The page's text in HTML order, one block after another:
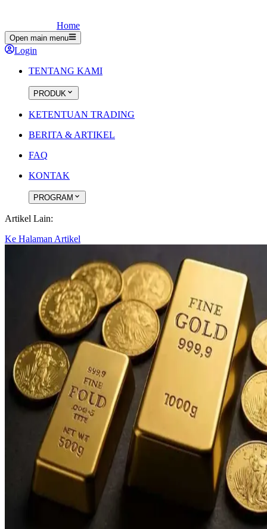
Home
Open main menu
Login
TENTANG KAMI
PRODUK
KETENTUAN TRADING
BERITA & ARTIKEL
FAQ
KONTAK
PROGRAM
Artikel Lain:
Ke Halaman Artikel